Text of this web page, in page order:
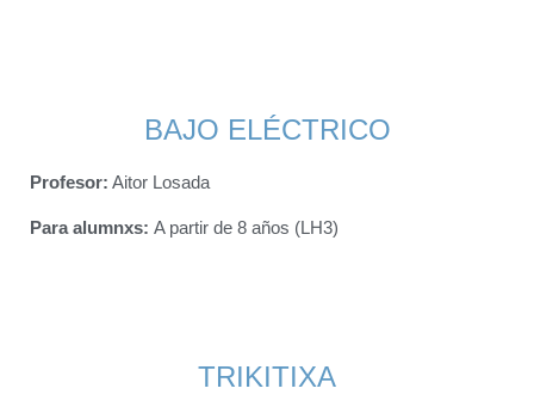
BAJO ELÉCTRICO
Profesor: Aitor Losada
Para alumnxs: A partir de 8 años (LH3)
TRIKITIXA